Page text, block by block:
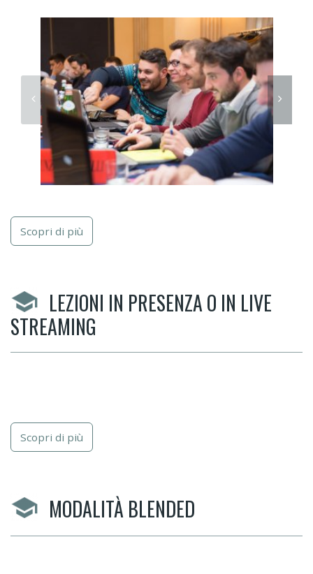
Scopri di più
LEZIONI IN PRESENZA O IN LIVE
STREAMING
Scopri di più
MODALITÀ BLENDED